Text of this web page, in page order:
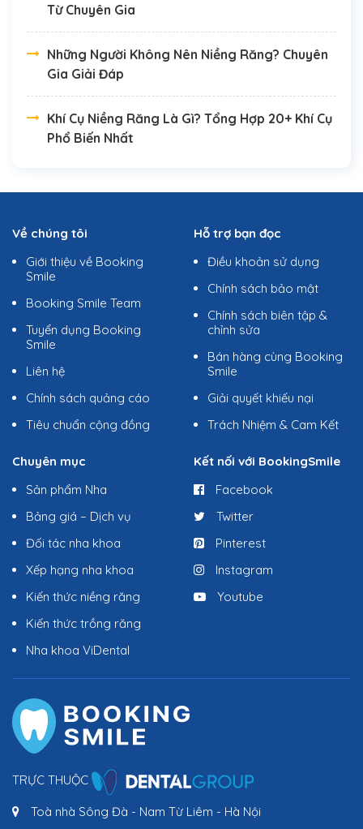
Từ Chuyên Gia
Những Người Không Nên Niềng Răng? Chuyên
Gia Giải Đáp
Khí Cụ Niềng Răng Là Gì? Tổng Hợp 20+ Khí Cụ
Phổ Biến Nhất
Về chúng tôi
Giới thiệu về Booking
Smile
Booking Smile Team
Tuyển dụng Booking
Smile
Liên hệ
Chính sách quảng cáo
Tiêu chuẩn cộng đồng
Hỗ trợ bạn đọc
Điều khoản sử dụng
Chính sách bảo mật
Chính sách biên tập &
chỉnh sửa
Bán hàng cùng Booking
Smile
Giải quyết khiếu nại
Trách Nhiệm & Cam Kết
Chuyên mục
Sản phẩm Nha
Bảng giá – Dịch vụ
Đối tác nha khoa
Xếp hạng nha khoa
Kiến thức niềng răng
Kiến thức trồng răng
Nha khoa ViDental
Kết nối với BookingSmile
Facebook
Twitter
Pinterest
Instagram
Youtube
TRỰC THUỘC
Toà nhà Sông Đà - Nam Từ Liêm - Hà Nội